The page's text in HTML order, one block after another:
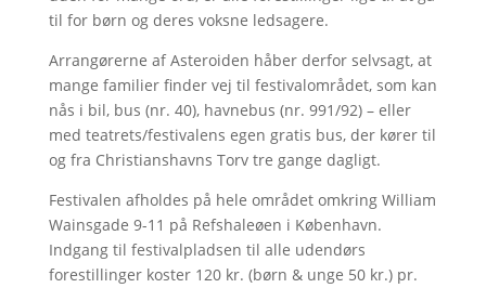
til for børn og deres voksne ledsagere.
Arrangørerne af Asteroiden håber derfor selvsagt, at
mange familier finder vej til festivalområdet, som kan
nås i bil, bus (nr. 40), havnebus (nr. 991/92) – eller
med teatrets/festivalens egen gratis bus, der kører til
og fra Christianshavns Torv tre gange dagligt.
Festivalen afholdes på hele området omkring William
Wainsgade 9-11 på Refshaleøen i København.
Indgang til festivalpladsen til alle udendørs
forestillinger koster 120 kr. (børn & unge 50 kr.) pr.